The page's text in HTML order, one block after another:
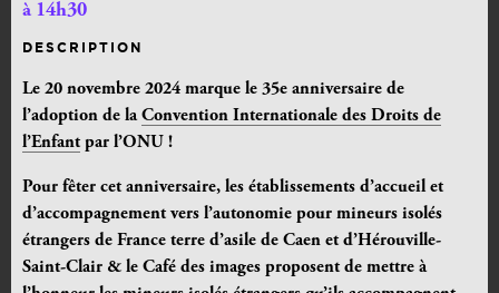
à 14h30
DESCRIPTION
Le 20 novembre 2024 marque le 35e anniversaire de
l’adoption de laConvention Internationale des Droits de
l’Enfant par l’ONU !
Pour fêter cet anniversaire, les établissements d’accueil et
d’accompagnement vers l’autonomie pour mineurs isolés
étrangers de France terre d’asile de Caen et d’Hérouville-
Saint-Clair & le Café des images proposent de mettre à